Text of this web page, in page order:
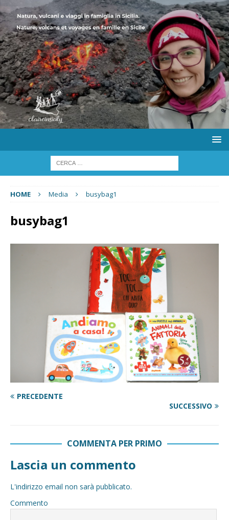
HOME Media busybag1
busybag1
PRECEDENTE
SUCCESSIVO
COMMENTA PER PRIMO
Lascia un commento
L'indirizzo email non sarà pubblicato.
Commento